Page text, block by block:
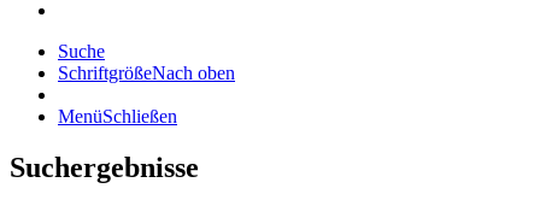
Suche
SchriftgrößeNach oben
MenüSchließen
Suchergebnisse